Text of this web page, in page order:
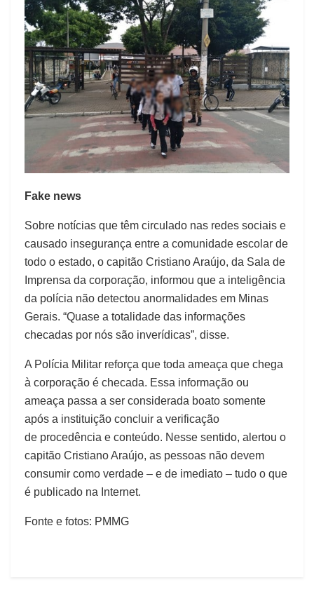
Fake news
Sobre notícias que têm circulado nas redes sociais e
causado insegurança entre a comunidade escolar de
todo o estado, o capitão Cristiano Araújo, da Sala de
Imprensa da corporação, informou que a inteligência
da polícia não detectou anormalidades em Minas
Gerais. “Quase a totalidade das informações
checadas por nós são inverídicas”, disse.
A Polícia Militar reforça que toda ameaça que chega
à corporação é checada. Essa informação ou
ameaça passa a ser considerada boato somente
após a instituição concluir a verificação
de procedência e conteúdo. Nesse sentido, alertou o
capitão Cristiano Araújo, as pessoas não devem
consumir como verdade – e de imediato – tudo o que
é publicado na Internet.
Fonte e fotos: PMMG